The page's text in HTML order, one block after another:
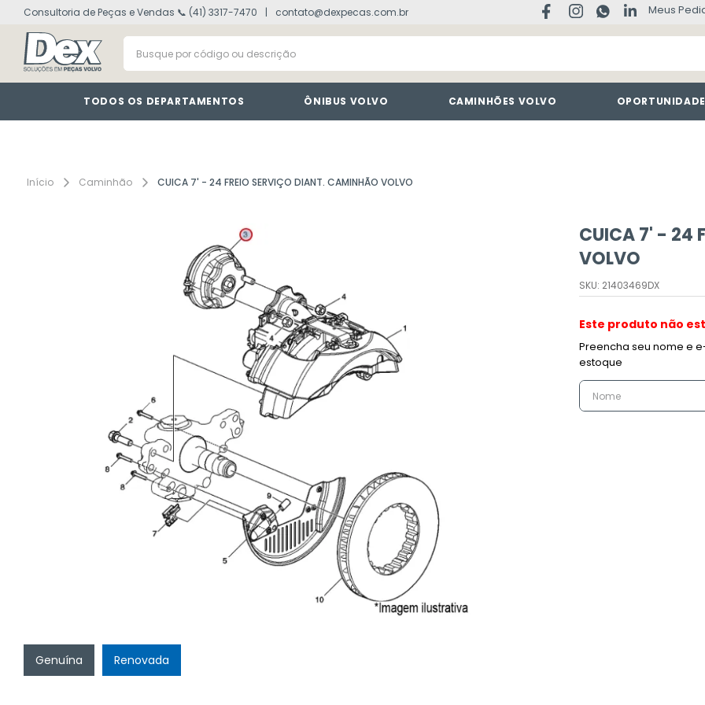
Consultoria de Peças e Vendas 📞 (41) 3317-7470 contato@dexpecas.com.br Meus
Busque por código ou descrição
TODOS OS DEPARTAMENTOS ÔNIBUS VOLVO CAMINHÕES VOLVO
Caminhão CUICA 7' - 24 FREIO SERVIÇO DIANT. CAMINHÃO VOLVO
Genuína Renovada
CUICA 7' - 24
VOLVO
SKU: 21403469DX
Este produto não
1º volvo fh
3º painel
4º farol
5º defletor
7 tacografo
modulo